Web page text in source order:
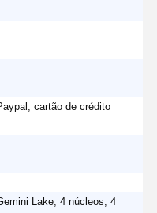
cartão de crédito
Lake, 4 núcleos, 4